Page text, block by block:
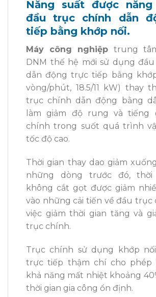
Năng suất được
đầu trục chính dẫn
tiếp bằng khớp nối.
Máy công nghiệp trung
DNM thế hệ mới sử dụng
dẫn động trực tiếp bằng
vòng/phút, 18.5/11 kW) thay
trục chính dẫn động bằng
làm giảm độ rung và
chính trong suốt quá trình
tốc độ cao.
Thời gian thay dao giảm
những dòng trước đó, thời
không cắt gọt được giảm
vào những cải tiến về đầu trục
việc giảm thời gian tăng và
trục chính.
Trục chính sử dụng khớp
trực tiếp thậm chí cho phép
khả năng mất nhiệt khoảng
thời gian gia công ổn định.